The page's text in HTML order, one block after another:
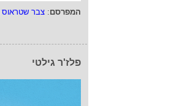
המפרסם: צבר שטראוס
פלז'ר גילטי